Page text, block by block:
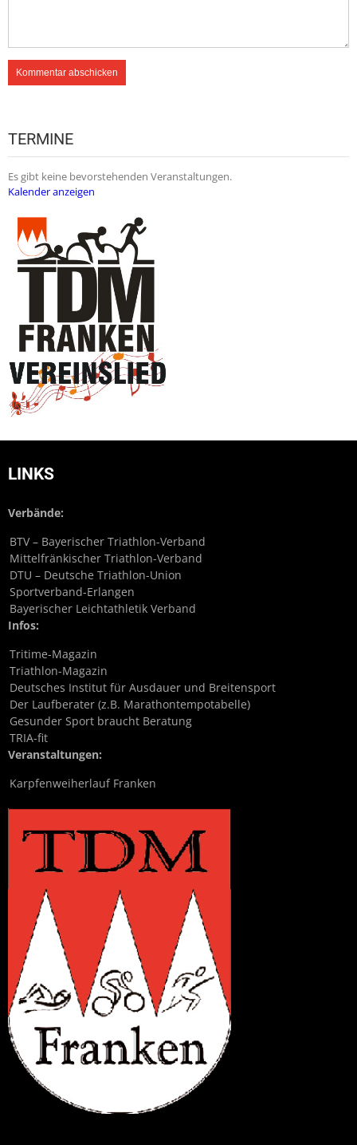
TERMINE
Es gibt keine bevorstehenden Veranstaltungen.
Kalender anzeigen
LINKS
Verbände:
BTV – Bayerischer Triathlon-Verband
Mittelfränkischer Triathlon-Verband
DTU – Deutsche Triathlon-Union
Sportverband-Erlangen
Bayerischer Leichtathletik Verband
Infos:
Tritime-Magazin
Triathlon-Magazin
Deutsches Institut für Ausdauer und Breitensport
Der Laufberater (z.B. Marathontempotabelle)
Gesunder Sport braucht Beratung
TRIA-fit
Veranstaltungen:
Karpfenweiherlauf Franken